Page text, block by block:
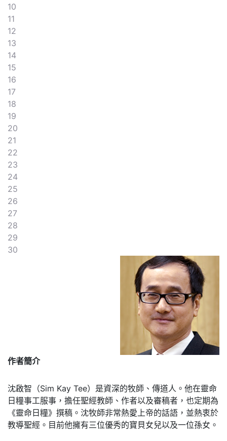
10
11
12
13
14
15
16
17
18
19
20
21
22
23
24
25
26
27
28
29
30
作者簡介
沈啟智（Sim Kay Tee）是資深的牧師、傳道人。他在靈命
日糧事工服事，擔任聖經教師、作者以及審稿者，也定期為
《靈命日糧》撰稿。沈牧師非常熱愛上帝的話語，並熱衷於
教導聖經。目前他擁有三位優秀的寶貝女兒以及一位孫女。